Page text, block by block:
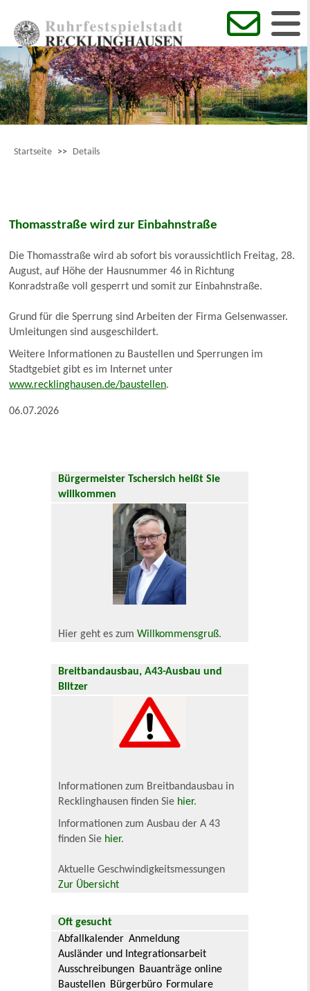
Startseite >> Details
Thomasstraße wird zur Einbahnstraße
Die Thomasstraße wird ab sofort bis voraussichtlich Freitag, 28.
August, auf Höhe der Hausnummer 46 in Richtung
Konradstraße voll gesperrt und somit zur Einbahnstraße.
Grund für die Sperrung sind Arbeiten der Firma Gelsenwasser.
Umleitungen sind ausgeschildert.
Weitere Informationen zu Baustellen und Sperrungen im
Stadtgebiet gibt es im Internet unter
www.recklinghausen.de/baustellen.
06.07.2026
Bürgermeister Tschersich heißt Sie
willkommen
Hier geht es zumWillkommensgruß.
Breitbandausbau, A43-Ausbau und
Blitzer
Informationen zum Breitbandausbau in
Recklinghausen finden Sie hier.
Informationen zum Ausbau der A 43
finden Sie hier.
Aktuelle Geschwindigkeitsmessungen
Zur Übersicht
Oft gesucht
Abfallkalender Anmeldung
Ausländer und Integrationsarbeit
Ausschreibungen Bauanträge online
Baustellen Bürgerbüro Formulare